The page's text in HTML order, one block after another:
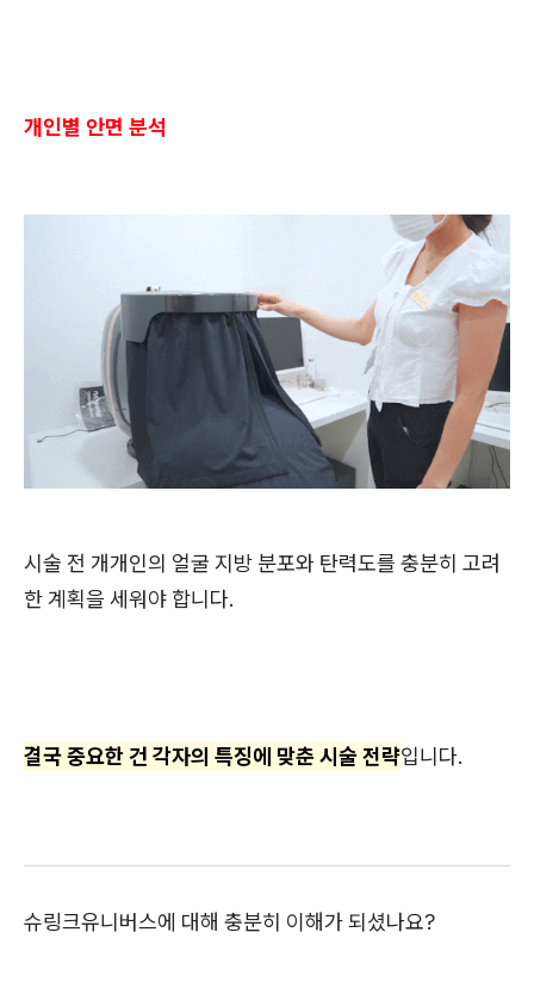
개인별 안면 분석
시술 전 개개인의 얼굴 지방 분포와 탄력도를 충분히 고려
한 계획을 세워야 합니다.
결국 중요한 건 각자의 특징에 맞춘 시술 전략입니다.
슈링크유니버스에 대해 충분히 이해가 되셨나요?